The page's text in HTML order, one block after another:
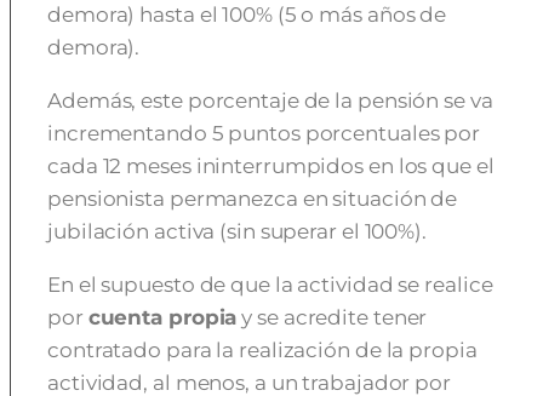
demora) hasta el 100% (5 o más años de
demora).
Además, este porcentaje de la pensión se va
incrementando 5 puntos porcentuales por
cada 12 meses ininterrumpidos en los que el
pensionista permanezca en situación de
jubilación activa (sin superar el 100%).
En el supuesto de que la actividad se realice
por cuenta propia y se acredite tener
contratado para la realización de la propia
actividad, al menos, a un trabajador por